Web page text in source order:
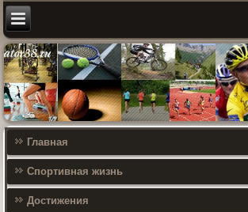
Главная
Спортивная жизнь
Достижения